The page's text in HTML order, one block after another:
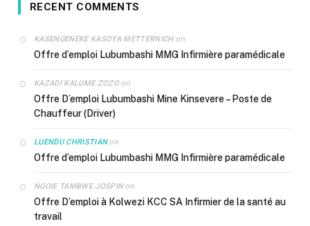
RECENT COMMENTS
KASENGENEKE KASOYA METTERNICHon
Offre d’emploi Lubumbashi MMG Infirmière paramédicale
KAZADI KALUME ZOZOon
Offre D’emploi Lubumbashi Mine Kinsevere – Poste de
Chauffeur (Driver)
LUENDU CHRISTIANon
Offre d’emploi Lubumbashi MMG Infirmière paramédicale
NGOIE TAMBWE JOSPINon
Offre D’emploi à Kolwezi KCC SA Infirmier de la santé au
travail